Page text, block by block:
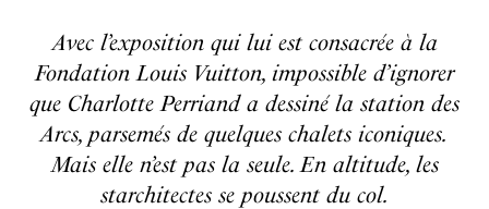
Avec l’exposition qui lui est consacrée à la
Fondation Louis Vuitton, impossible d’ignorer
que Charlotte Perriand a dessiné la station des
Arcs, parsemés de quelques chalets iconiques.
Mais elle n’est pas la seule. En altitude, les
starchitectes se poussent du col.